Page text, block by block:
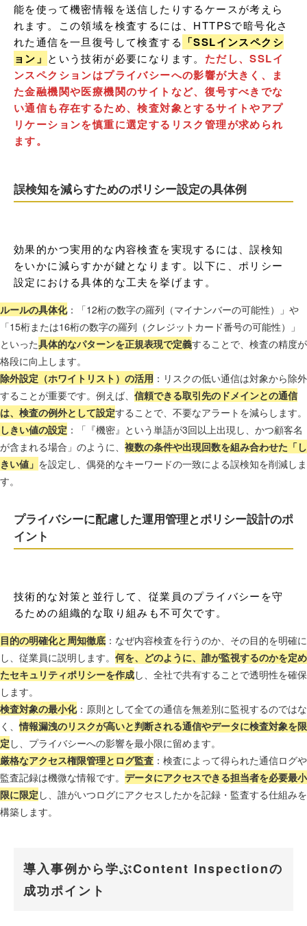
能を使って機密情報を送信したりするケースが考えら
れます。この領域を検査するには、HTTPSで暗号化さ
れた通信を一旦復号して検査する 「SSLインスペクシ
ョン」 という技術が必要になります。 ただし、SSLイ
ンスペクションはプライバシーへの影響が大きく、ま
た金融機関や医療機関のサイトなど、復号すべきでな
い通信も存在するため、検査対象とするサイトやアプ
リケーションを慎重に選定するリスク管理が求められ
ます。
誤検知を減らすためのポリシー設定の具体例
効果的かつ実用的な内容検査を実現するには、誤検知
をいかに減らすかが鍵となります。以下に、ポリシー
設定における具体的な工夫を挙げます。
ルールの具体化：「12桁の数字の羅列（マイナンバーの可能性）」や
「15桁または16桁の数字の羅列（クレジットカード番号の可能性）」
といった具体的なパターンを正規表現で定義することで、検査の精度が
格段に向上します。
除外設定（ホワイトリスト）の活用 ：リスクの低い通信は対象から除外
することが重要です。例えば、 信頼できる取引先のドメインとの通信
は、検査の例外として設定することで、不要なアラートを減らします。
しきい値の設定 ：「『機密』という単語が3回以上出現し、かつ顧客名
が含まれる場合」のように、 複数の条件や出現回数を組み合わせた「し
きい値」 を設定し、偶発的なキーワードの一致による誤検知を削減しま
す。
プライバシーに配慮した運用管理とポリシー設計のポ
イント
技術的な対策と並行して、従業員のプライバシーを守
るための組織的な取り組みも不可欠です。
目的の明確化と周知徹底 ：なぜ内容検査を行うのか、その目的を明確に
し、従業員に説明します。 何を、どのように、誰が監視するのかを定め
たセキュリティポリシーを作成し、全社で共有することで透明性を確保
します。
検査対象の最小化：原則として全ての通信を無差別に監視するのではな
く、情報漏洩のリスクが高いと判断される通信やデータに検査対象を限
定 し、プライバシーへの影響を最小限に留めます。
厳格なアクセス権限管理とログ監査 ：検査によって得られた通信ログや
監査記録は機微な情報です。 データにアクセスできる担当者を必要最小
限に限定 し、誰がいつログにアクセスしたかを記録・監査する仕組みを
構築します。
導入事例から学ぶContent Inspectionの
成功ポイント